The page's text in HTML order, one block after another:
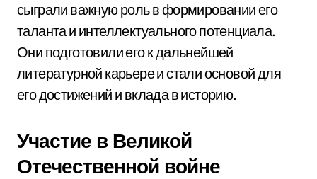
сыграли важную роль в формировании его
таланта и интеллектуального потенциала.
Они подготовили его к дальнейшей
литературной карьере и стали основой для
его достижений и вклада в историю.
Участие в Великой
Отечественной войне